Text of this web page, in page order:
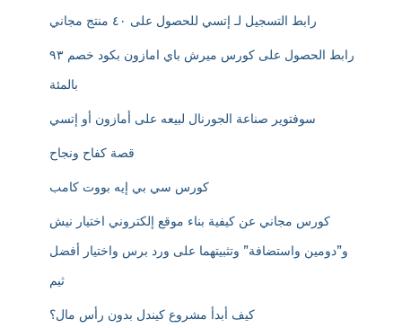
رابط التسجيل لـ إتسي للحصول على ٤٠ منتج مجاني
رابط الحصول على كورس ميرش باي امازون بكود خصم ٩٣
بالمئة
سوفتوير صناعة الجورنال لبيعه على أمازون أو إتسي
قصة كفاح ونجاح
كورس سي بي إيه بووت كامب
كورس مجاني عن كيفية بناء موقع إلكتروني اختيار نيش
و”دومين واستضافة” وتثبيتهما على ورد برس واختيار أفضل
ثيم
كيف أبدأ مشروع كيندل بدون رأس مال؟